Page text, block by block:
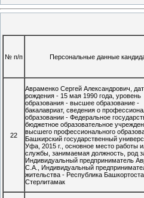
№ п/п Персональные данные
22
Авраменко Сергей Александрович,
рождения - 15 мая 1990 года, уровень
образования - высшее образование -
бакалавриат, сведения о
образовании - Федеральное
бюджетное образовательное
высшего профессионального
Башкирский государственный
Уфа, 2015 г., основное место работы
службы, занимаемая должность, род
Индивидуальный предприниматель
С.А., Индивидуальный
жительства - Республика
Стерлитамак